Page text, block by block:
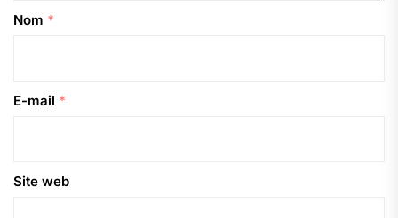
Nom *
E-mail *
Site web